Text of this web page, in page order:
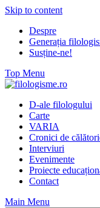
Skip to content
Despre
Generația
Susține-ne!
Top Menu
D-ale filologului
Carte
VARIA
Cronici de
Interviuri
Evenimente
Proiecte
Contact
Main Menu